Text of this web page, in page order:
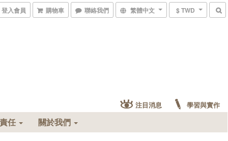
登入會員 購物車 聯絡我們 繁體中文 $ TWD
注目消息 學習與實作
任 關於我們